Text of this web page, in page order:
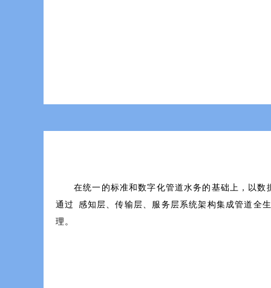
在统一的标准和数字化管道水务的基础上，以
通过感知层、传输层、服务层系统架构集成管
理。